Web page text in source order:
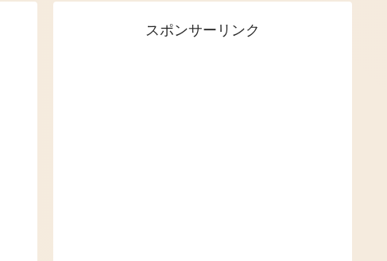
スポンサーリンク